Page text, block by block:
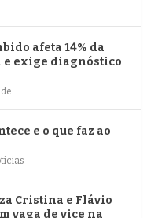
afeta 14% da
exige diagnóstico
e o que faz ao
Cristina e Flávio
vaga de vice na